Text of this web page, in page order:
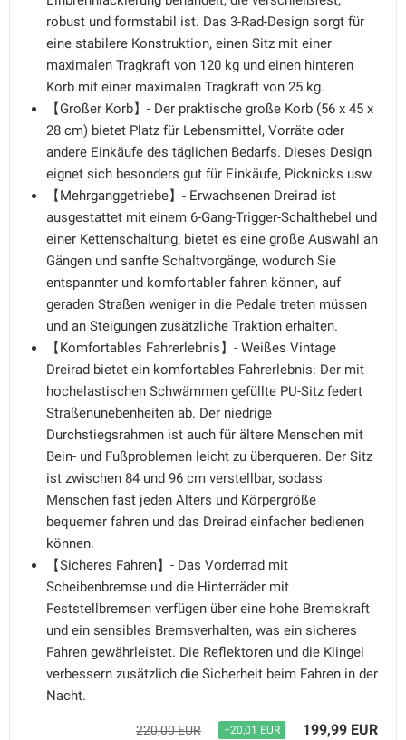
robust und formstabil ist. Das 3-Rad-Design sorgt für
eine stabilere Konstruktion, einen Sitz mit einer
maximalen Tragkraft von 120 kg und einen hinteren
Korb mit einer maximalen Tragkraft von 25 kg.
【Großer Korb】- Der praktische große Korb (56 x 45 x
28 cm) bietet Platz für Lebensmittel, Vorräte oder
andere Einkäufe des täglichen Bedarfs. Dieses Design
eignet sich besonders gut für Einkäufe, Picknicks usw.
【Mehrganggetriebe】- Erwachsenen Dreirad ist
ausgestattet mit einem 6-Gang-Trigger-Schalthebel und
einer Kettenschaltung, bietet es eine große Auswahl an
Gängen und sanfte Schaltvorgänge, wodurch Sie
entspannter und komfortabler fahren können, auf
geraden Straßen weniger in die Pedale treten müssen
und an Steigungen zusätzliche Traktion erhalten.
【Komfortables Fahrerlebnis】- Weißes Vintage
Dreirad bietet ein komfortables Fahrerlebnis: Der mit
hochelastischen Schwämmen gefüllte PU-Sitz federt
Straßenunebenheiten ab. Der niedrige
Durchstiegsrahmen ist auch für ältere Menschen mit
Bein- und Fußproblemen leicht zu überqueren. Der Sitz
ist zwischen 84 und 96 cm verstellbar, sodass
Menschen fast jeden Alters und Körpergröße
bequemer fahren und das Dreirad einfacher bedienen
können.
【Sicheres Fahren】- Das Vorderrad mit
Scheibenbremse und die Hinterräder mit
Feststellbremsen verfügen über eine hohe Bremskraft
und ein sensibles Bremsverhalten, was ein sicheres
Fahren gewährleistet. Die Reflektoren und die Klingel
verbessern zusätzlich die Sicherheit beim Fahren in der
Nacht.
220,00 EUR −20,01 EUR 199,99 EUR